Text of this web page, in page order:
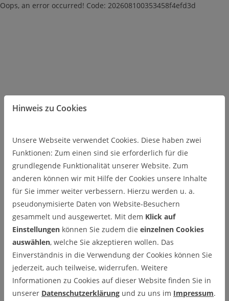
Oops, an error occurred! Code: 202608100353458f4efd3d
Hinweis zu Cookies
Unsere Webseite verwendet Cookies. Diese haben zwei
Funktionen: Zum einen sind sie erforderlich für die
grundlegende Funktionalität unserer Website. Zum
anderen können wir mit Hilfe der Cookies unsere Inhalte
für Sie immer weiter verbessern. Hierzu werden u. a.
pseudonymisierte Daten von Website-Besuchern
gesammelt und ausgewertet. Mit dem Klick auf
Einstellungen können Sie zudem die einzelnen Cookies
auswählen, welche Sie akzeptieren wollen. Das
Einverständnis in die Verwendung der Cookies können Sie
jederzeit, auch teilweise, widerrufen. Weitere
Informationen zu Cookies auf dieser Website finden Sie in
unserer Datenschutzerklärung und zu uns im Impressum.